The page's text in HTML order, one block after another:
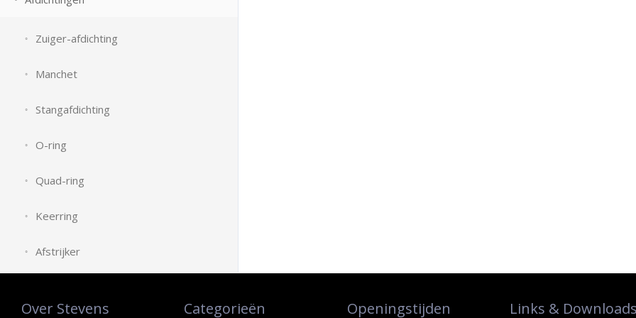
Zuiger-afdichting
Manchet
Stangafdichting
O-ring
Quad-ring
Keerring
Afstrijker
Over Stevens Categorieën Openingstijden Links &